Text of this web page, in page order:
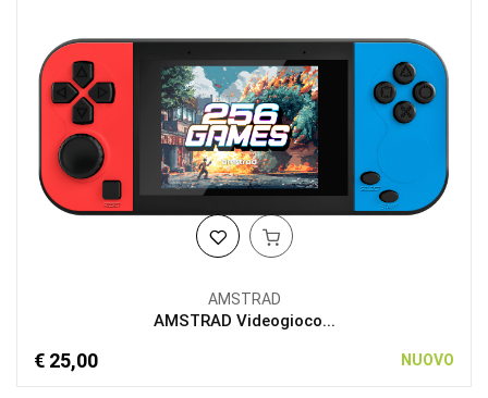
AMSTRAD
AMSTRAD Videogioco...
€ 25,00 NUOVO